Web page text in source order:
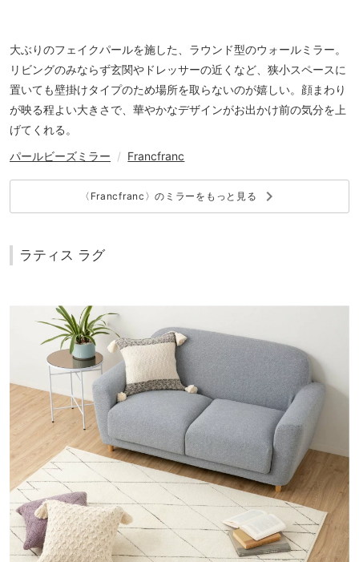
大ぶりのフェイクパールを施した、ラウンド型のウォールミラー。
リビングのみならず玄関やドレッサーの近くなど、狭小スペースに
置いても壁掛けタイプのため場所を取らないのが嬉しい。顔まわり
が映る程よい大きさで、華やかなデザインがお出かけ前の気分を上
げてくれる。
パールビーズミラー / Francfranc
〈Francfranc〉のミラーをもっと見る keyboard_arrow_right
ラティス ラグ